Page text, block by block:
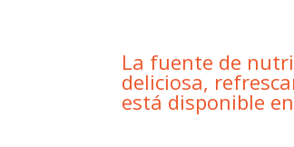
La fuente de
deliciosa,
está disponible